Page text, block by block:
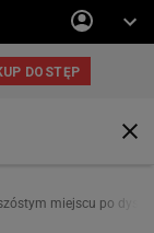
miejscu po